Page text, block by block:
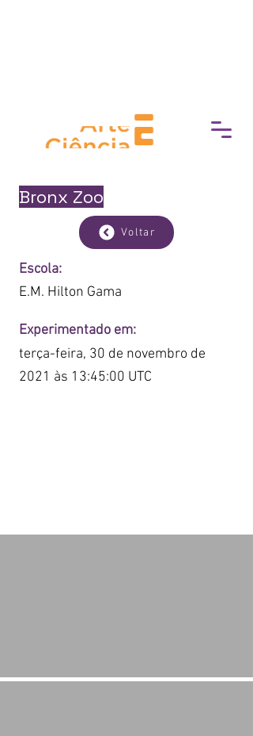
Bronx Zoo
Voltar
Escola:
E.M. Hilton Gama
Experimentado em:
terça-feira, 30 de novembro de
2021 às 13:45:00 UTC